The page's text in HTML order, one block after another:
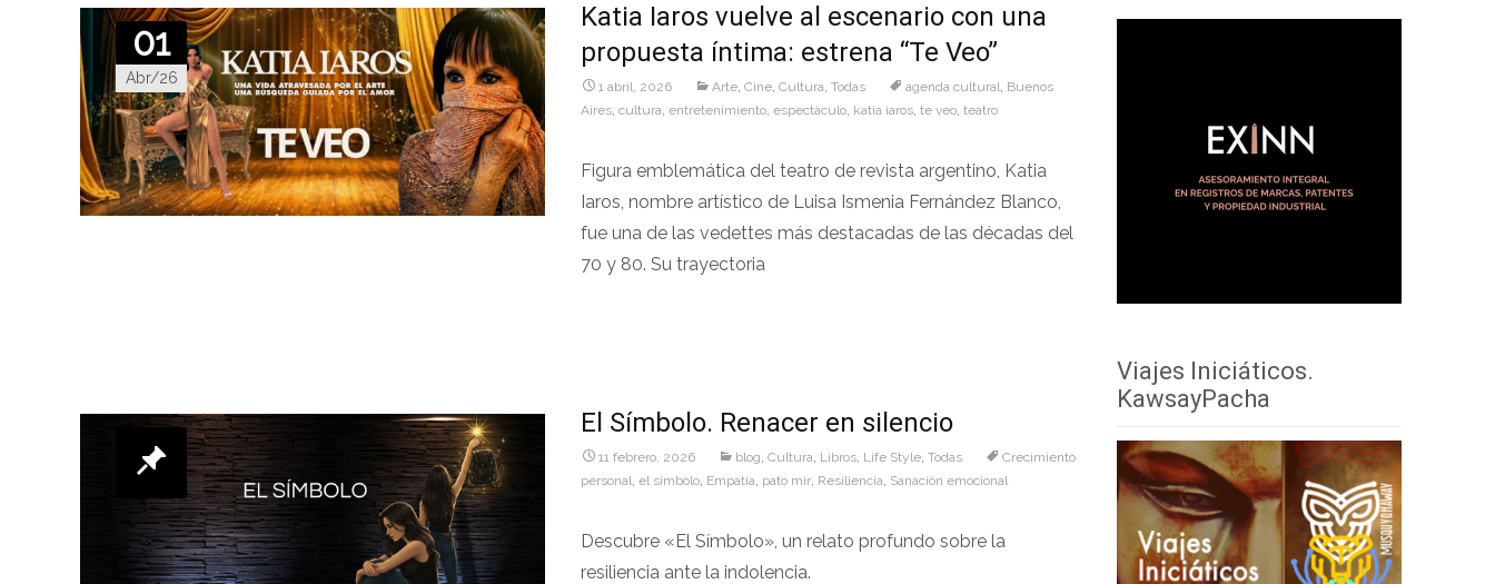
01
Abr/26
Katia Iaros vuelve al escenario con una
propuesta íntima: estrena “Te Veo”
1 abril, 2026 Arte, Cine, Cultura, Todas agenda cultural, Buenos
Aires, cultura, entretenimiento, espectàculo, katia iaros, te veo, teatro
Figura emblemática del teatro de revista argentino, Katia
Iaros, nombre artístico de Luisa Ismenia Fernández Blanco,
fue una de las vedettes más destacadas de las décadas del
70 y 80. Su trayectoria
El Símbolo. Renacer en silencio
11 febrero, 2026 blog, Cultura, Libros, Life Style, Todas
Crecimiento
personal, el simbolo, Empatía, pato mir, Resiliencia, Sanación emocional
Descubre «El Símbolo», un relato profundo sobre la
resiliencia ante la indolencia.
Viajes Iniciáticos.
KawsayPacha